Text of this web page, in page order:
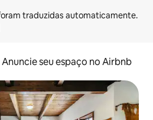
Anuncie seu espaço no Airbnb